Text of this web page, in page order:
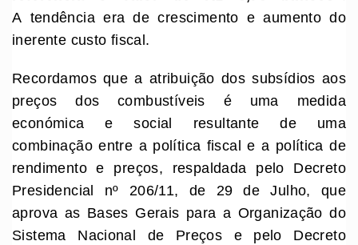
A tendência era de crescimento e aumento do
inerente custo fiscal.
Recordamos que a atribuição dos subsídios aos
preços dos combustíveis é uma medida
económica e social resultante de uma
combinação entre a política fiscal e a política de
rendimento e preços, respaldada pelo Decreto
Presidencial nº 206/11, de 29 de Julho, que
aprova as Bases Gerais para a Organização do
Sistema Nacional de Preços e pelo Decreto